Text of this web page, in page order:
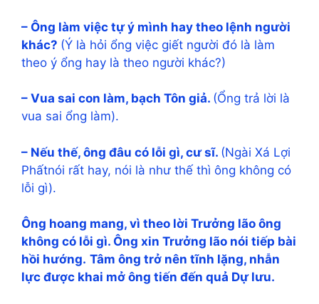
– Ông làm việc tự ý mình hay theo lệnh người
khác? (Ý là hỏi ổng việc giết người đó là làm
theo ý ổng hay là theo người khác?)
– Vua sai con làm, bạch Tôn giả. (Ổng trả lời là
vua sai ổng làm).
– Nếu thế, ông đâu có lỗi gì, cư sĩ. (Ngài Xá Lợi
Phấtnói rất hay, nói là như thế thì ông không có
lỗi gì).
Ông hoang mang, vì theo lời Trưởng lão ông
không có lỗi gì. Ông xin Trưởng lão nói tiếp bài
hồi hướng. Tâm ông trở nên tĩnh lặng, nhẫn
lực được khai mở ông tiến đến quả Dự lưu.